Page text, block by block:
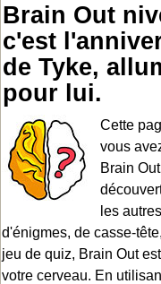
Brain Out
c'est
de Tyke,
pour lui.
Cette
vous
Brain
les
d'énigmes, de casse-
jeu de quiz, Brain Out
votre cerveau. En